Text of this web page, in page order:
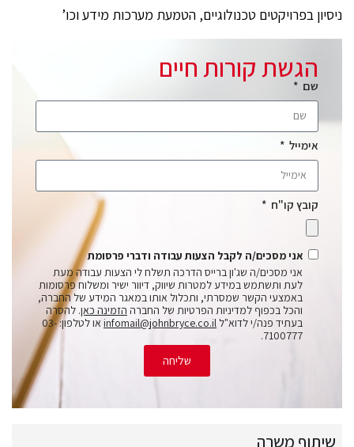
ניסיון בפרויקטים טכנולוגיים, הטמעת מערכות מידע וכו’
הגשת קורות חיים
שם
אימייל
קובץ קו"ח
אני מסכים/ה לקבל הצעות עבודה ודברי פרסומת
אני מסכים/ה שג'ון ברייס הדרכה תשלח לי הצעות עבודה מעת
לעת ותשתמש במידע למטרות שיווק, דיוור ישיר ומשלוח פרסומות
באמצעי הקשר שמסרתי, ותכלול אותו במאגר המידע של החברה,
והכל בכפוף למדיניות הפרטיות של החברה הזמינה כאן. להסרה
בעתיד פנה/י לדוא"ל infomail@johnbryce.co.il
או לטלפון: 03-
7100777.
שליחה
שיתוף משרה